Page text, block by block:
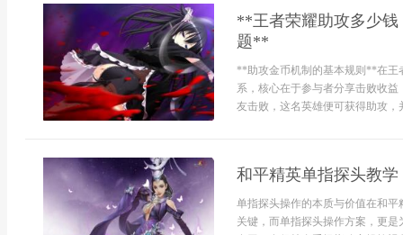
**王者荣耀助攻多少
题**
**助攻金币机制的基本规则**在王
系，核心在于参与者分享击败收
友击败，这名英雄便可获得助攻，
和平精英单指探头教
单指探头操作的本质与价值在和
关键，而单指探头操作方案，更